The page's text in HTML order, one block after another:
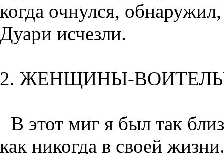
когда очнулся,
Дуари исчезли.
2. ЖЕНЩИНЫ-
В этот миг я был так
как никогда в своей